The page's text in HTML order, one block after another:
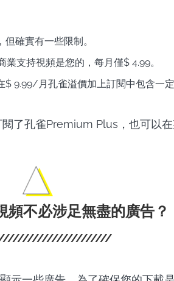
確實有一些限制。
支持視頻是您的，每月僅$ 4.99。
9.99/月孔雀溢價加上訂閱中包含一定
了孔雀Premium Plus，也可以
頻不必涉足無盡的廣告？